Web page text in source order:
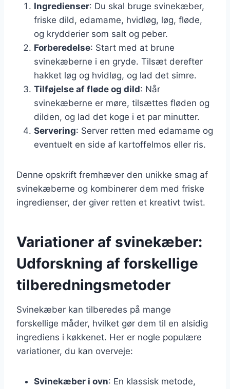
Ingredienser: Du skal bruge svinekæber,
friske dild, edamame, hvidløg, løg, fløde,
og krydderier som salt og peber.
Forberedelse: Start med at brune
svinekæberne i en gryde. Tilsæt derefter
hakket løg og hvidløg, og lad det simre.
Tilføjelse af fløde og dild: Når
svinekæberne er møre, tilsættes fløden og
dilden, og lad det koge i et par minutter.
Servering: Server retten med edamame og
eventuelt en side af kartoffelmos eller ris.
Denne opskrift fremhæver den unikke smag af
svinekæberne og kombinerer dem med friske
ingredienser, der giver retten et kreativt twist.
Variationer af svinekæber:
Udforskning af forskellige
tilberedningsmetoder
Svinekæber kan tilberedes på mange
forskellige måder, hvilket gør dem til en alsidig
ingrediens i køkkenet. Her er nogle populære
variationer, du kan overveje:
Svinekæber i ovn: En klassisk metode,